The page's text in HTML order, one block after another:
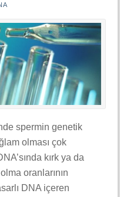
spermin genetik
olması çok
kırk ya da
oranlarının
DNA içeren